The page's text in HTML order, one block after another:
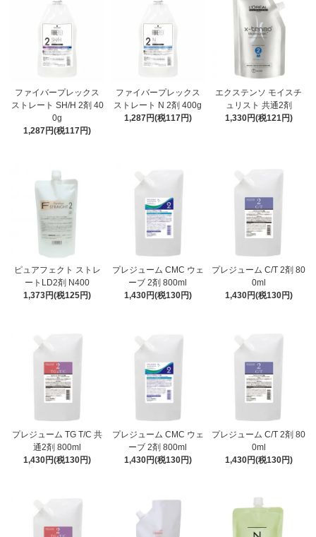
ファイバープレックス
ストレート SH/H 2剤 40
0g
1,287円(税117円)
ファイバープレックス
ストレート N 2剤 400g
1,287円(税117円)
エクステンソ モイスチ
ュリスト 共通2剤
1,330円(税121円)
ピュアフェクト ストレ
ートLD2剤 N400
1,373円(税125円)
プレジューム CMC ウェ
ーブ 2剤 800ml
1,430円(税130円)
プレジューム C/T 2剤 80
0ml
1,430円(税130円)
プレジューム TG T/C 共
通2剤 800ml
1,430円(税130円)
プレジューム CMC ウェ
ーブ 2剤 800ml
1,430円(税130円)
プレジューム C/T 2剤 80
0ml
1,430円(税130円)